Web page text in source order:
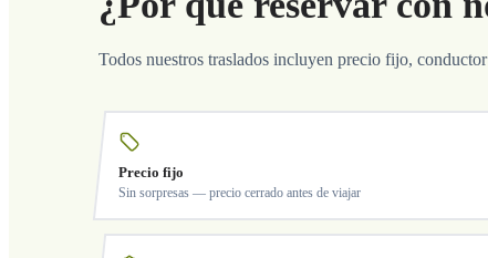
Todos nuestros traslados incluyen precio fijo,
Precio fijo
Sin sorpresas — precio cerrado antes de viajar